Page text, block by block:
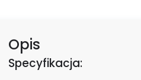
Opis
Specyfikacja: